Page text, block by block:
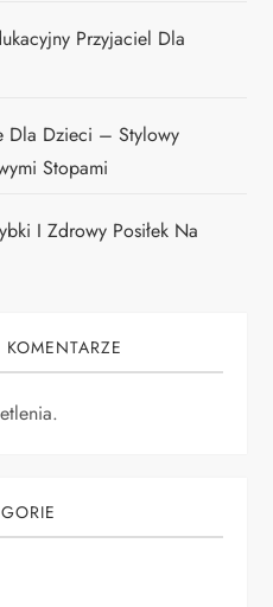
Przyjaciel Dla
Dla Dzieci – Stylowy
Stopami
I Zdrowy Posiłek Na